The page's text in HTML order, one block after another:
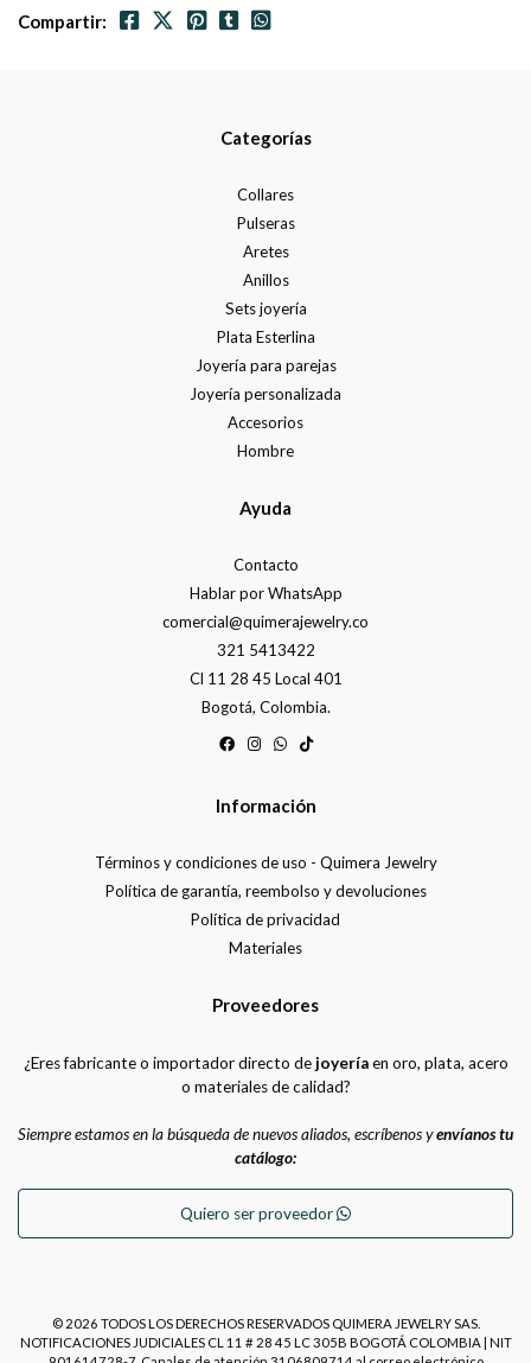
Compartir:
Categorías
Collares
Pulseras
Aretes
Anillos
Sets joyería
Plata Esterlina
Joyería para parejas
Joyería personalizada
Accesorios
Hombre
Ayuda
Contacto
Hablar por WhatsApp
comercial@quimerajewelry.co
321 5413422
Cl 11 28 45 Local 401
Bogotá, Colombia.
Información
Términos y condiciones de uso - Quimera Jewelry
Política de garantía, reembolso y devoluciones
Política de privacidad
Materiales
Proveedores
¿Eres fabricante o importador directo dejoyeríaen oro, plata, acero
o materiales de calidad?
Siempre estamos en la búsqueda de nuevos aliados, escríbenos yenvíanos tu
catálogo:
Quiero ser proveedor
© 2026 TODOS LOS DERECHOS RESERVADOS QUIMERA JEWELRY SAS.
NOTIFICACIONES JUDICIALES CL 11 # 28 45 LC 305B BOGOTÁ COLOMBIA | NIT